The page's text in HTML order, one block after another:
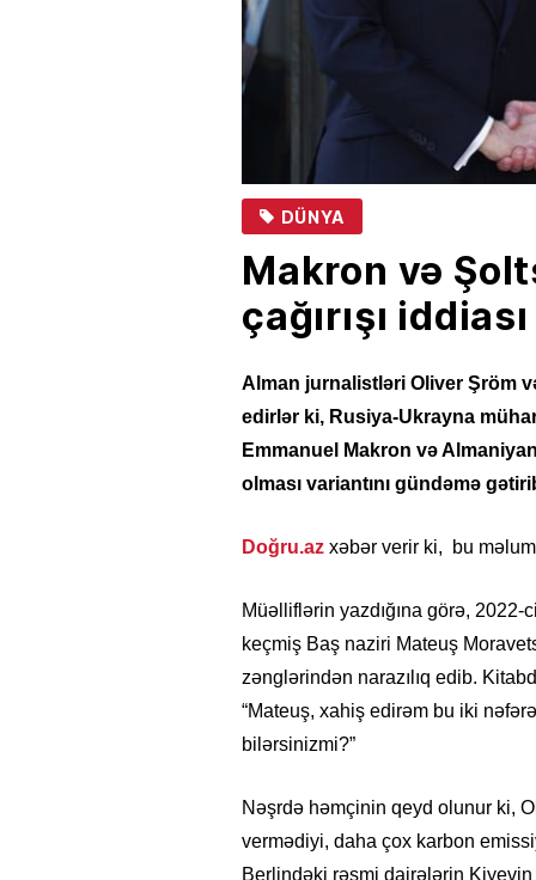
DÜNYA
Makron və
çağırışı iddiası
Alman jurnalistləri Oliver Şröm
edirlər ki, Rusiya-Ukrayna
Emmanuel Makron və
olması variantını gündəmə
Doğru.az xəbər verir ki, bu
Müəlliflərin yazdığına görə,
keçmiş Baş naziri Mateuş
zənglərindən narazılıq edib.
“Mateuş, xahiş edirəm bu iki
bilərsinizmi?”
Nəşrdə həmçinin qeyd olunur ki,
vermədiyi, daha çox karbon
Berlindəki rəsmi dairələrin Kiyevin